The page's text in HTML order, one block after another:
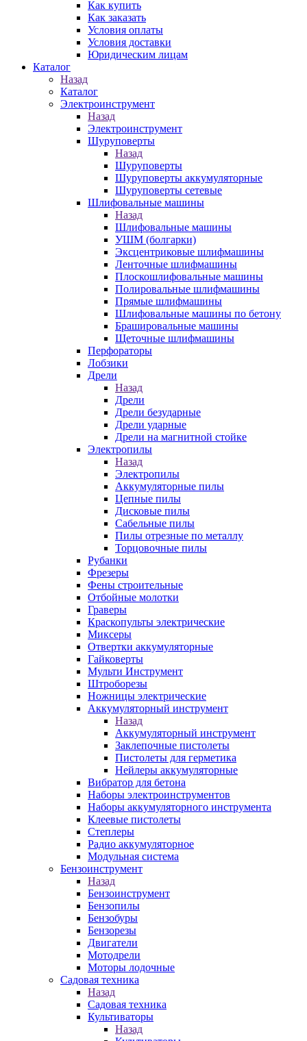
Как купить
Как заказать
Условия оплаты
Условия доставки
Юридическим лицам
Каталог
Назад
Каталог
Электроинструмент
Назад
Электроинструмент
Шуруповерты
Назад
Шуруповерты
Шуруповерты аккумуляторные
Шуруповерты сетевые
Шлифовальные машины
Назад
Шлифовальные машины
УШМ (болгарки)
Эксцентриковые шлифмашины
Ленточные шлифмашины
Плоскошлифовальные машины
Полировальные шлифмашины
Прямые шлифмашины
Шлифовальные машины по бетону
Брашировальные машины
Щеточные шлифмашины
Перфораторы
Лобзики
Дрели
Назад
Дрели
Дрели безударные
Дрели ударные
Дрели на магнитной стойке
Электропилы
Назад
Электропилы
Аккумуляторные пилы
Цепные пилы
Дисковые пилы
Сабельные пилы
Пилы отрезные по металлу
Торцовочные пилы
Рубанки
Фрезеры
Фены строительные
Отбойные молотки
Граверы
Краскопульты электрические
Миксеры
Отвертки аккумуляторные
Гайковерты
Мульти Инструмент
Штроборезы
Ножницы электрические
Аккумуляторный инструмент
Назад
Аккумуляторный инструмент
Заклепочные пистолеты
Пистолеты для герметика
Нейлеры аккумуляторные
Вибратор для бетона
Наборы электроинструментов
Наборы аккумуляторного инструмента
Клеевые пистолеты
Степлеры
Радио аккумуляторное
Модульная система
Бензоинструмент
Назад
Бензоинструмент
Бензопилы
Бензобуры
Бензорезы
Двигатели
Мотодрели
Моторы лодочные
Садовая техника
Назад
Садовая техника
Культиваторы
Назад